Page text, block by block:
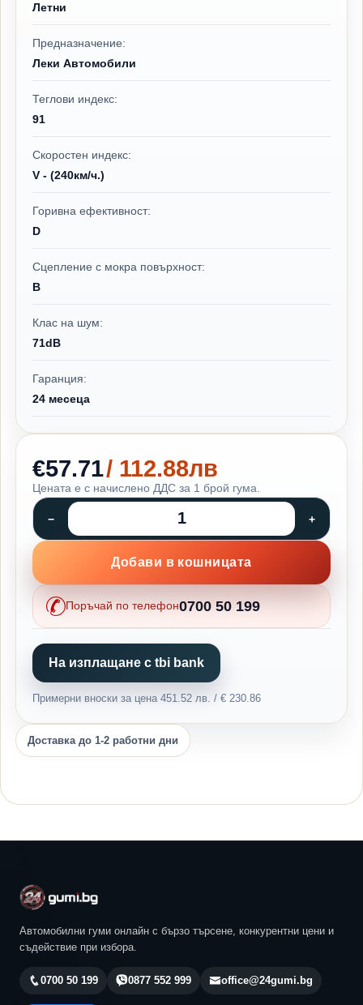
Летни
Предназначение:
Леки Автомобили
Теглови индекс:
91
Скоростен индекс:
V - (240км/ч.)
Горивна ефективност:
D
Сцепление с мокра повърхност:
B
Клас на шум:
71dB
Гаранция:
24 месеца
€57.71/ 112.88лв
Цената е с начислено ДДС за 1 брой гума.
Добави в кошницата
Поръчай по телефон0700 50 199
На изплащане с tbi bank
Примерни вноски за цена 451.52 лв. / € 230.86
Доставка до 1-2 работни дни
Автомобилни гуми онлайн с бързо търсене, конкурентни цени и
съдействие при избора.
0700 50 199 0877 552 999 office@24gumi.bg